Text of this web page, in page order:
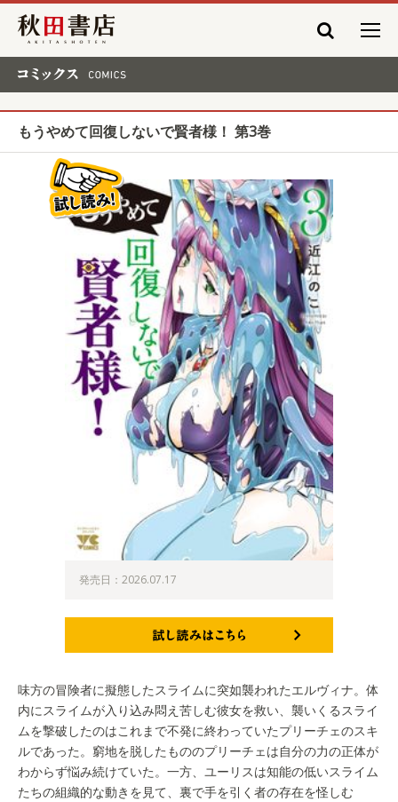
秋田書店
もうやめて回復しないで賢者様！ 第3巻
発売日：2026.07.17
味方の冒険者に擬態したスライムに突如襲われたエルヴィナ。体
内にスライムが入り込み悶え苦しむ彼女を救い、襲いくるスライ
ムを撃破したのはこれまで不発に終わっていたプリーチェのスキ
ルであった。窮地を脱したもののプリーチェは自分の力の正体が
わからず悩み続けていた。一方、ユーリスは知能の低いスライム
たちの組織的な動きを見て、裏で手を引く者の存在を怪しむ